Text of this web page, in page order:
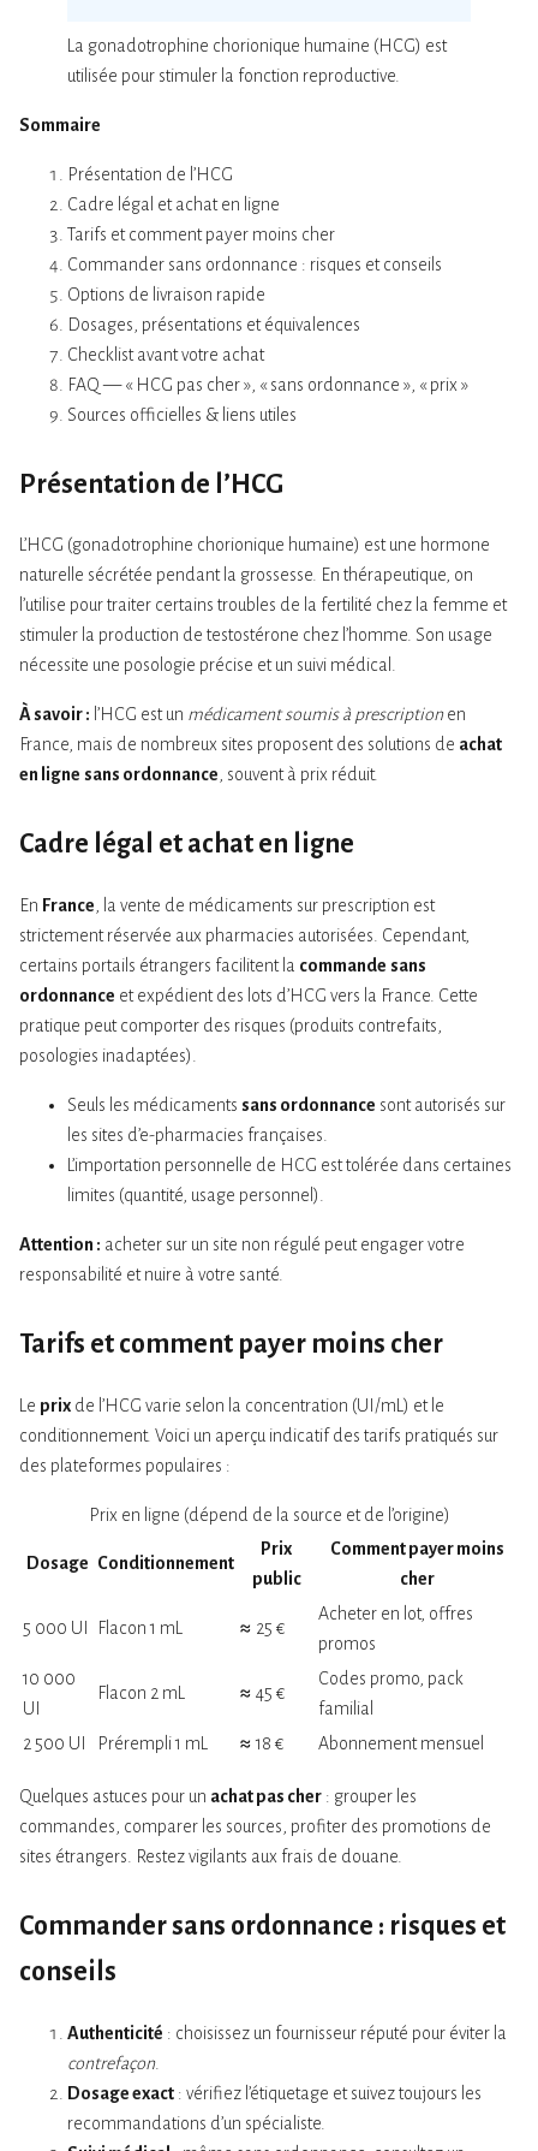
La gonadotrophine chorionique humaine (HCG) est
utilisée pour stimuler la fonction reproductive.
Sommaire
Présentation de l’HCG
Cadre légal et achat en ligne
Tarifs et comment payer moins cher
Commander sans ordonnance : risques et conseils
Options de livraison rapide
Dosages, présentations et équivalences
Checklist avant votre achat
FAQ — « HCG pas cher », « sans ordonnance », « prix »
Sources officielles & liens utiles
Présentation de l’HCG
L’HCG (gonadotrophine chorionique humaine) est une hormone
naturelle sécrétée pendant la grossesse. En thérapeutique, on
l’utilise pour traiter certains troubles de la fertilité chez la femme et
stimuler la production de testostérone chez l’homme. Son usage
nécessite une posologie précise et un suivi médical.
À savoir : l’HCG est un médicament soumis à prescriptionen
France, mais de nombreux sites proposent des solutions de achat
en ligne sans ordonnance, souvent à prix réduit.
Cadre légal et achat en ligne
En France, la vente de médicaments sur prescription est
strictement réservée aux pharmacies autorisées. Cependant,
certains portails étrangers facilitent la commande sans
ordonnance et expédient des lots d’HCG vers la France. Cette
pratique peut comporter des risques (produits contrefaits,
posologies inadaptées).
Seuls les médicaments sans ordonnance sont autorisés sur
les sites d’e-pharmacies françaises.
L’importation personnelle de HCG est tolérée dans certaines
limites (quantité, usage personnel).
Attention : acheter sur un site non régulé peut engager votre
responsabilité et nuire à votre santé.
Tarifs et comment payer moins cher
Le prix de l’HCG varie selon la concentration (UI/mL) et le
conditionnement. Voici un aperçu indicatif des tarifs pratiqués sur
des plateformes populaires :
Prix en ligne (dépend de la source et de l’origine)
Dosage Conditionnement
Prix
public
Comment payer moins
cher
5 000 UI Flacon 1 mL ≈ 25 €
Acheter en lot, offres
promos
10 000
UI
Flacon 2 mL ≈ 45 €
Codes promo, pack
familial
2 500 UI
Prérempli 1 mL ≈ 18 € Abonnement mensuel
Quelques astuces pour un achat pas cher : grouper les
commandes, comparer les sources, profiter des promotions de
sites étrangers. Restez vigilants aux frais de douane.
Commander sans ordonnance : risques et
conseils
Authenticité : choisissez un fournisseur réputé pour éviter la
contrefaçon.
Dosage exact : vérifiez l’étiquetage et suivez toujours les
recommandations d’un spécialiste.